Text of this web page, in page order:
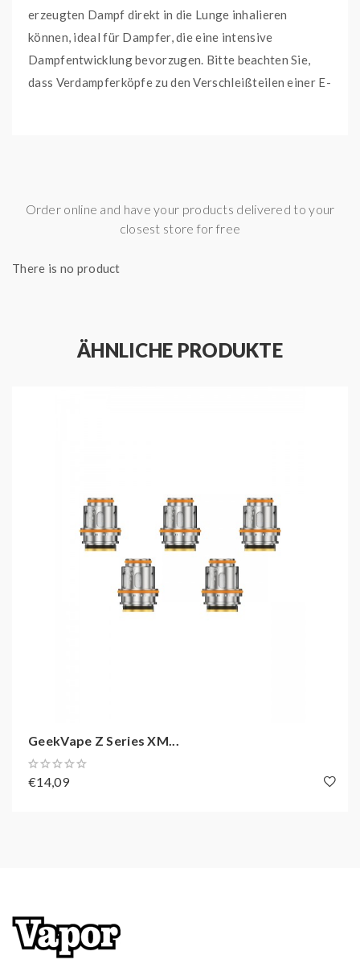
erzeugten Dampf direkt in die Lunge inhalieren
können, ideal für Dampfer, die eine intensive
Dampfentwicklung bevorzugen. Bitte beachten Sie,
dass Verdampferköpfe zu den Verschleißteilen einer E-
5x GeekVape Z Series 0,25 Ohm Heads
Widerstand: 0,25 Ohm
GeekVape Z Subohm Clearomizer Set
GeekVape Obelisk Clearomizer Set
Order online and have your products delivered to your
closest store for free
There is no product
ÄHNLICHE PRODUKTE
GeekVape Z Series XM...
€14,09